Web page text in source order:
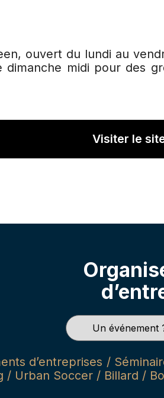
ouvert du lundi au
midi pour des
Visiter le
d’entreprises /
/ Urban Soccer / Billard /